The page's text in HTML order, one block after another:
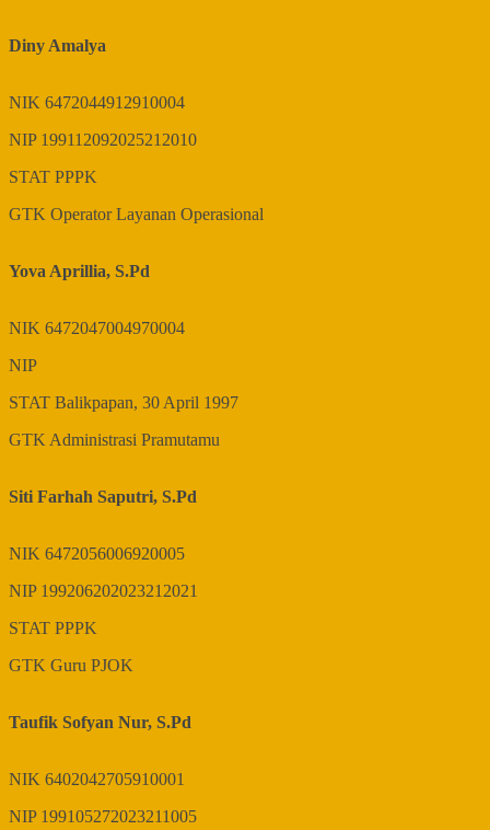
Diny Amalya
NIK 6472044912910004
NIP 199112092025212010
STAT PPPK
GTK Operator Layanan Operasional
Yova Aprillia, S.Pd
NIK 6472047004970004
NIP
STAT Balikpapan, 30 April 1997
GTKAdministrasi Pramutamu
Siti Farhah Saputri, S.Pd
NIK 6472056006920005
NIP 199206202023212021
STAT PPPK
GTK Guru PJOK
Taufik Sofyan Nur, S.Pd
NIK 6402042705910001
NIP 199105272023211005